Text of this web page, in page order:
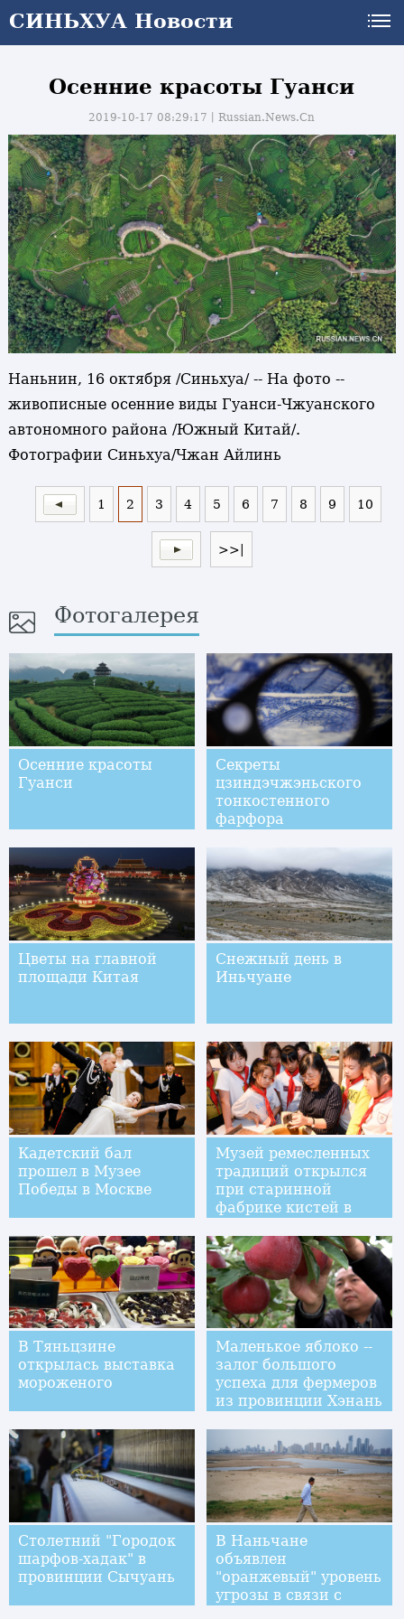
СИНЬХУА Новости
Осенние красоты Гуанси
2019-10-17 08:29:17丨Russian.News.Cn
Наньнин, 16 октября /Синьхуа/ -- На фото --
живописные осенние виды Гуанси-Чжуанского
автономного района /Южный Китай/.
Фотографии Синьхуа/Чжан Айлинь
1 2 3 4 5 6 7 8 9 10
>>|
Фотогалерея
Осенние красоты
Гуанси
Секреты
цзиндэчжэньского
тонкостенного
фарфора
Цветы на главной
площади Китая
Снежный день в
Иньчуане
Кадетский бал
прошел в Музее
Победы в Москве
Музей ремесленных
традиций открылся
при старинной
фабрике кистей в
В Тяньцзине
открылась выставка
мороженого
Маленькое яблоко --
залог большого
успеха для фермеров
из провинции Хэнань
Столетний "Городок
шарфов-хадак" в
провинции Сычуань
В Наньчане
объявлен
"оранжевый" уровень
угрозы в связи с